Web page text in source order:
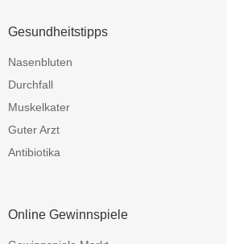
Gesundheitstipps
Nasenbluten
Durchfall
Muskelkater
Guter Arzt
Antibiotika
Online Gewinnspiele